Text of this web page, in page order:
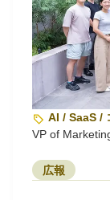
AI / SaaS /
VP of
広報